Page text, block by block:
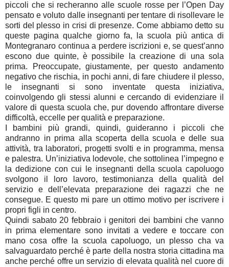
piccoli che si recheranno alle scuole rosse per l’Open Day
pensato e voluto dalle insegnanti per tentare di risollevare le
sorti del plesso in crisi di presenze. Come abbiamo detto su
queste pagina qualche giorno fa, la scuola più antica di
Montegranaro continua a perdere iscrizioni e, se quest’anno
escono due quinte, è possibile la creazione di una sola
prima. Preoccupate, giustamente, per questo andamento
negativo che rischia, in pochi anni, di fare chiudere il plesso,
le insegnanti si sono inventate questa iniziativa,
coinvolgendo gli stessi alunni e cercando di evidenziare il
valore di questa scuola che, pur dovendo affrontare diverse
difficoltà, eccelle per qualità e preparazione.
I bambini più grandi, quindi, guideranno i piccoli che
andranno in prima alla scoperta della scuola e delle sua
attività, tra laboratori, progetti svolti e in programma, mensa
e palestra. Un’iniziativa lodevole, che sottolinea l’impegno e
la dedizione con cui le insegnanti della scuola capoluogo
svolgono il loro lavoro, testimonianza della qualità del
servizio e dell’elevata preparazione dei ragazzi che ne
consegue. E questo mi pare un ottimo motivo per iscrivere i
propri figli in centro.
Quindi sabato 20 febbraio i genitori dei bambini che vanno
in prima elementare sono invitati a vedere e toccare con
mano cosa offre la scuola capoluogo, un plesso cha va
salvaguardato perché è parte della nostra storia cittadina ma
anche perché offre un servizio di elevata qualità nel cuore di